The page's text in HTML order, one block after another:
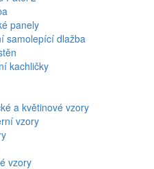
panely
samolepící dlažba
kachličky
a květinové vzory
vzory
vzory